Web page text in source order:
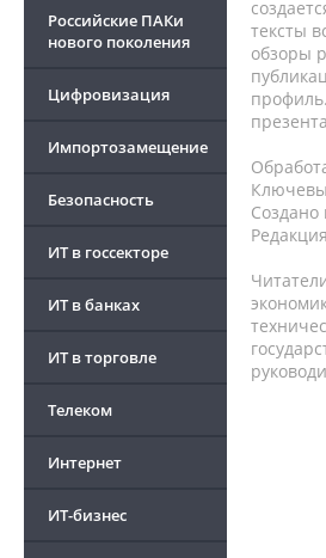
Российские ПАКи
нового поколения
Цифровизация
Импортозамещение
Безопасность
ИТ в госсекторе
ИТ в банках
ИТ в торговле
Телеком
Интернет
ИТ-бизнес
тексты
обзоры
Создано